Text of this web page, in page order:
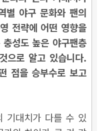
별 야구 문화와 팬의
전략에 어떤 영향을
성도 높은 야구팬층
으로 알고 있습니다.
점을 승부수로 보고
기대치가 다를 수 있